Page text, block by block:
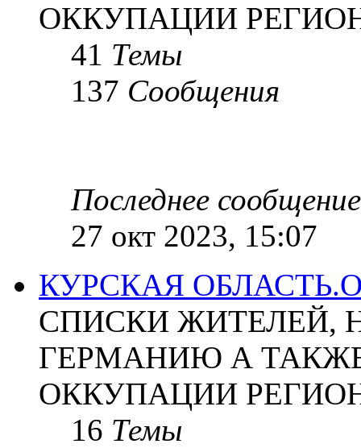
ОККУПАЦИИ
41 Темы
137 Сообщения
Последнее сообщение
27 окт 2023, 15:07
КУРСКАЯ
СПИСКИ ЖИТЕЛЕЙ,
ГЕРМАНИЮ А
ОККУПАЦИИ
16 Темы